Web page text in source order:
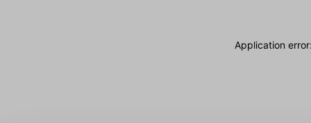
Application